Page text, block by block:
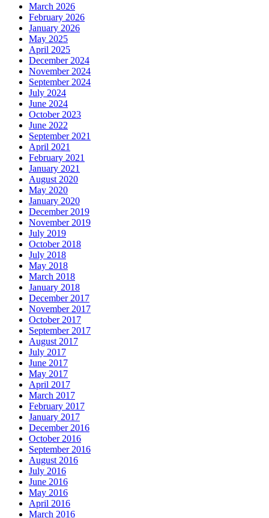
March 2026
February 2026
January 2026
May 2025
April 2025
December 2024
November 2024
September 2024
July 2024
June 2024
October 2023
June 2022
September 2021
April 2021
February 2021
January 2021
August 2020
May 2020
January 2020
December 2019
November 2019
July 2019
October 2018
July 2018
May 2018
March 2018
January 2018
December 2017
November 2017
October 2017
September 2017
August 2017
July 2017
June 2017
May 2017
April 2017
March 2017
February 2017
January 2017
December 2016
October 2016
September 2016
August 2016
July 2016
June 2016
May 2016
April 2016
March 2016